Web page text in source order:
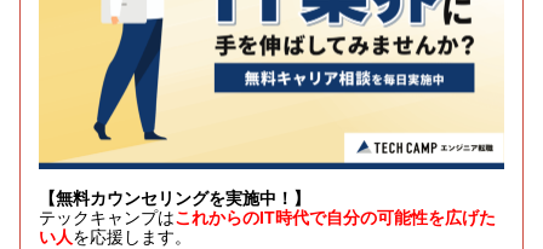
【無料カウンセリングを実施中！】
テックキャンプはこれからのIT時代で自分の可能性を広げた
い人を応援します。